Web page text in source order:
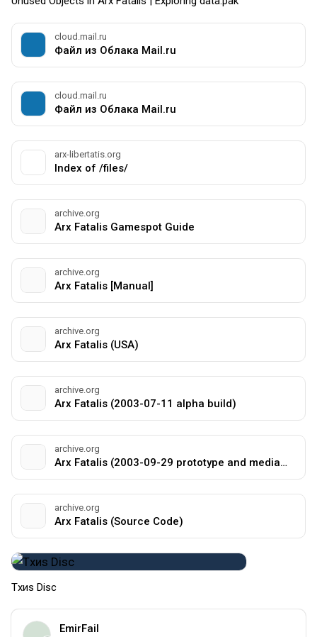
cloud.mail.ru
Файл из Облака Mail.ru
cloud.mail.ru
Файл из Облака Mail.ru
arx-libertatis.org
Index of /files/
archive.org
Arx Fatalis Gamespot Guide
archive.org
Arx Fatalis [Manual]
archive.org
Arx Fatalis (USA)
archive.org
Arx Fatalis (2003-07-11 alpha build)
archive.org
Arx Fatalis (2003-09-29 prototype and media disc)
archive.org
Arx Fatalis (Source Code)
Tхиs Disc
EmirFail